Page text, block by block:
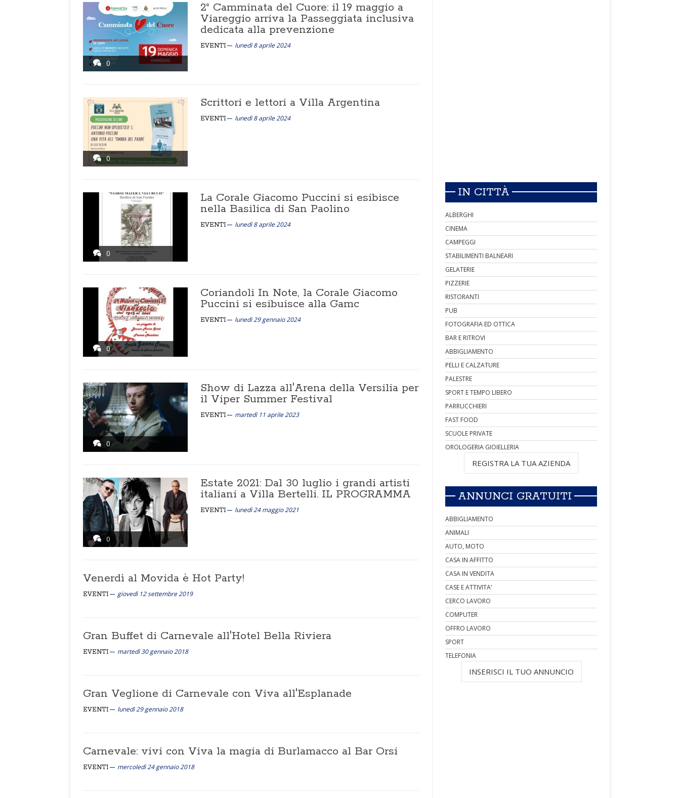
0
2° Camminata del Cuore: il 19 maggio a
Viareggio arriva la Passeggiata inclusiva
dedicata alla prevenzione
EVENTI lunedì 8 aprile 2024
0
Scrittori e lettori a Villa Argentina
EVENTI lunedì 8 aprile 2024
0
La Corale Giacomo Puccini si esibisce
nella Basilica di San Paolino
EVENTI lunedì 8 aprile 2024
0
Coriandoli In Note, la Corale Giacomo
Puccini si esibuisce alla Gamc
EVENTI lunedì 29 gennaio 2024
0
Show di Lazza all'Arena della Versilia per
il Viper Summer Festival
EVENTI martedì 11 aprile 2023
0
Estate 2021: Dal 30 luglio i grandi artisti
italiani a Villa Bertelli. IL PROGRAMMA
EVENTI lunedì 24 maggio 2021
Venerdì al Movida è Hot Party!
EVENTI giovedì 12 settembre 2019
Gran Buffet di Carnevale all'Hotel Bella Riviera
EVENTI martedì 30 gennaio 2018
Gran Veglione di Carnevale con Viva all'Esplanade
EVENTI lunedì 29 gennaio 2018
Carnevale: vivi con Viva la magia di Burlamacco al Bar Orsi
EVENTI mercoledì 24 gennaio 2018
IN CITTÀ
ALBERGHI
CINEMA
CAMPEGGI
STABILIMENTI BALNEARI
GELATERIE
PIZZERIE
RISTORANTI
PUB
FOTOGRAFIA ED OTTICA
BAR E RITROVI
ABBIGLIAMENTO
PELLI E CALZATURE
PALESTRE
SPORT E TEMPO LIBERO
PARRUCCHIERI
FAST FOOD
SCUOLE PRIVATE
OROLOGERIA GIOIELLERIA
REGISTRA LA TUA AZIENDA
ANNUNCI GRATUITI
ABBIGLIAMENTO
ANIMALI
AUTO, MOTO
CASA IN AFFITTO
CASA IN VENDITA
CASE E ATTIVITA'
CERCO LAVORO
COMPUTER
OFFRO LAVORO
SPORT
TELEFONIA
INSERISCI IL TUO ANNUNCIO